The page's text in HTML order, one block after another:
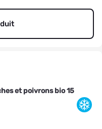
et poivrons bio 15